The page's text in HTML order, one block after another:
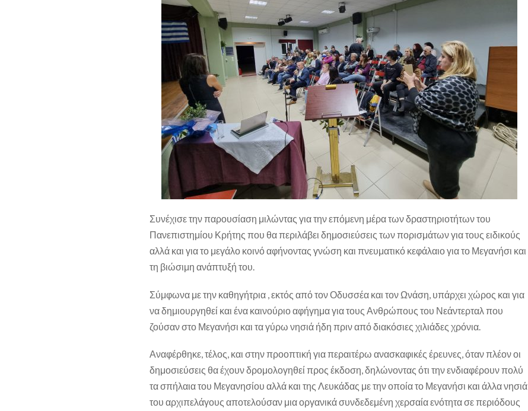
Συνέχισε την παρουσίαση μιλώντας για την επόμενη μέρα των δραστηριοτήτων του
Πανεπιστημίου Κρήτης που θα περιλάβει δημοσιεύσεις των πορισμάτων για τους ειδικούς
αλλά και για το μεγάλο κοινό αφήνοντας γνώση και πνευματικό κεφάλαιο για το Μεγανήσι και
τη βιώσιμη ανάπτυξή του.
Σύμφωνα με την καθηγήτρια , εκτός από τον Οδυσσέα και τον Ωνάση, υπάρχει χώρος και για
να δημιουργηθεί και ένα καινούριο αφήγημα για τους Ανθρώπους του Νεάντερταλ που
ζούσαν στο Μεγανήσι και τα γύρω νησιά ήδη πριν από διακόσιες χιλιάδες χρόνια.
Αναφέρθηκε, τέλος, και στην προοπτική για περαιτέρω ανασκαφικές έρευνες, όταν πλέον οι
δημοσιεύσεις θα έχουν δρομολογηθεί προς έκδοση, δηλώνοντας ότι την ενδιαφέρουν πολύ
τα σπήλαια του Μεγανησίου αλλά και της Λευκάδας με την οποία το Μεγανήσι και άλλα νησιά
του αρχιπελάγους αποτελούσαν μια οργανικά συνδεδεμένη χερσαία ενότητα σε περιόδους